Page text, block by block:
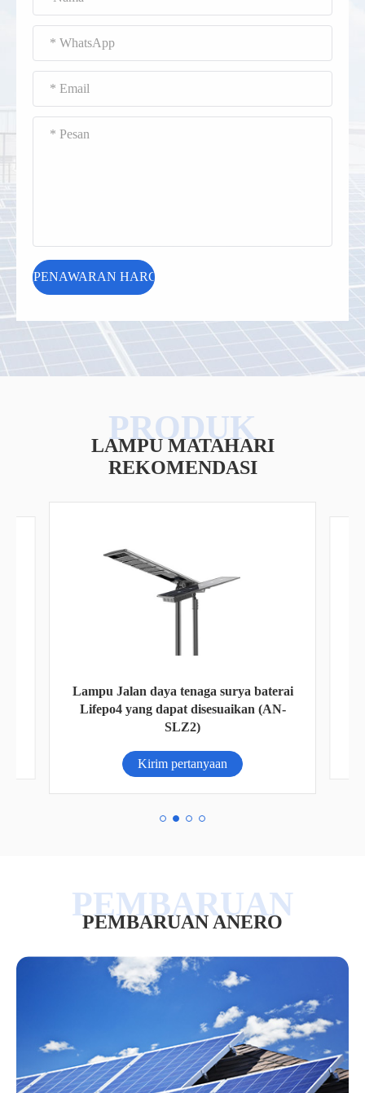
LAMPU MATAHARI
REKOMENDASI
Lampu Jalan daya tenaga surya baterai
Lifepo4 yang dapat disesuaikan (AN-
SLZ2)
Kirim pertanyaan
PEMBARUAN ANERO